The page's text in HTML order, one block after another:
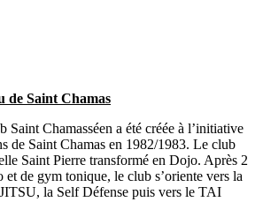
de Saint Chamas
Saint Chamasséen a été créée à l’initiative
de Saint Chamas en 1982/1983. Le club
Saint Pierre transformé en Dojo. Après 2
et de gym tonique, le club s’oriente vers la
la Self Défense puis vers le TAI